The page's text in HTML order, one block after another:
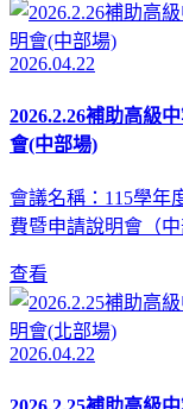
2026.04.22
2026.2.26補助高級
會(中部場)
會議名稱：115學年
費暨申請說明會（
查看
2026.04.22